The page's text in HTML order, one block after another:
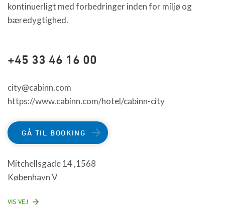
kontinuerligt med forbedringer inden for miljø og
bæredygtighed.
+45 33 46 16 00
city@cabinn.com
https://www.cabinn.com/hotel/cabinn-city
GÅ TIL BOOKING
Mitchellsgade 14 ,1568
København V
VIS VEJ